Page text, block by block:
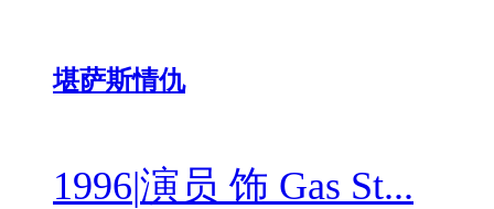
堪萨斯情仇
1996|演员 饰 Gas St...